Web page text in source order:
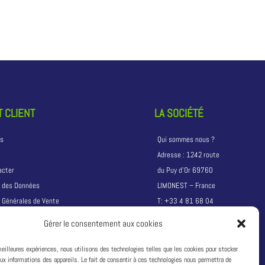
Gérer le consentement aux cookies
expériences, nous utilisons des technologies telles que les cookies pour stocker
informations des appareils. Le fait de consentir à ces technologies nous permettra de
CLIENT
Données
de Vente
LA SOCIÉTÉ
Qui sommes nous ?
Adresse : 1242 route
du Puy d’Or 69760
LIMONEST – France
T: +33 4 81 68 04
49311333600033
TVA :